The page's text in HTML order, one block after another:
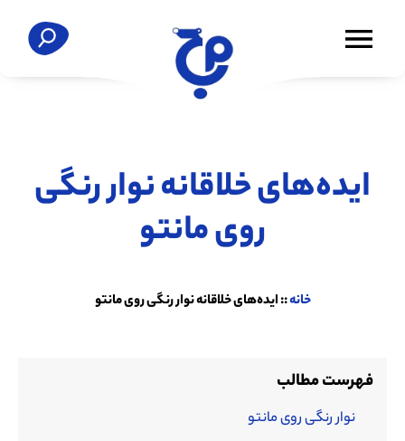
ایده‌های خلاقانه نوار رنگی
روی مانتو
خانه::ایده‌های خلاقانه نوار رنگی روی مانتو
فهرست مطالب
نوار رنگی روی مانتو